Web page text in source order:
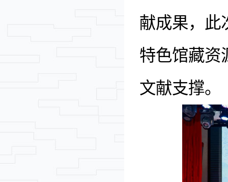
献成果，此
特色馆藏资
文献支撑。